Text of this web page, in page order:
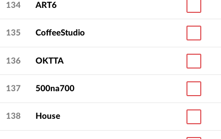
134 ART6
135 CoffeeStudio
136 OKTTA
137 500na700
138 House